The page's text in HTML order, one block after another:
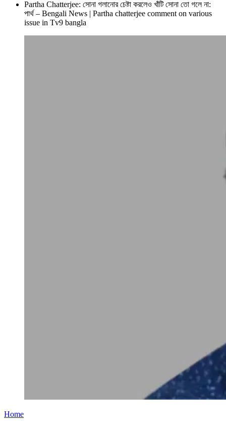
Partha Chatterjee: সোনা গলানোর চেষ্টা করলেও খাঁটি সোনা তো গলে না:
পার্থ – Bengali News | Partha chatterjee comment on various
issue in Tv9 bangla
Home